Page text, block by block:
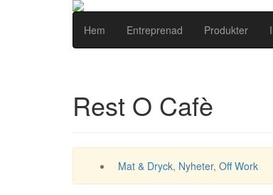
Hem Entreprenad Produkter
Rest O Cafè
Mat & Dryck, Nyheter, Off Work